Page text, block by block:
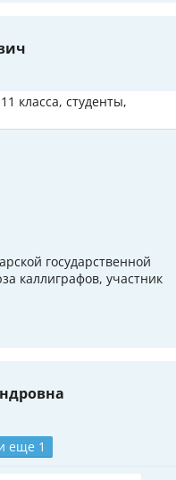
класса, студенты,
государственной
каллиграфов, участник
еще 1